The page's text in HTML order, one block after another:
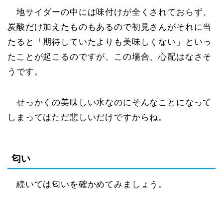
地サイダーの中には味付けが全くされておらず、
炭酸だけ加えたものもあるので初見さんがそれに当
たると「期待していたよりも美味しくない」といっ
たことが起こるのですが、この場合、心配はなさそ
うです。
せっかくの美味しい水なのにそんなことになって
しまってはただ悲しいだけですからね。
匂い
続いては匂いを確かめてみましょう。